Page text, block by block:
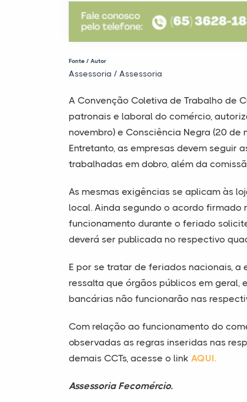
Fonte / Autor
Assessoria / Assessoria
A Convenção Coletiva de Trabalho de
patronais e laboral do comércio,
novembro) e Consciência Negra (20
Entretanto, as empresas devem seguir
trabalhadas em dobro, além da
As mesmas exigências se aplicam às
local. Ainda segundo o acordo firmado
funcionamento durante o feriado
deverá ser publicada no respectivo
E por se tratar de feriados nacionais,
ressalta que órgãos públicos em geral,
bancárias não funcionarão nas
Com relação ao funcionamento do
observadas as regras inseridas nas
demais CCTs, acesse o link AQUI.
Assessoria Fecomércio.